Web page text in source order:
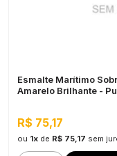
Esmalte Marítimo
Amarelo Brilhante -
R$ 75,17
ou 1x de R$ 75,17 sem